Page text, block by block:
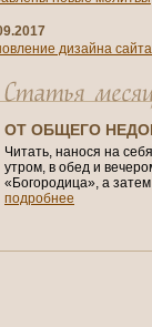
дизайна сайта
ОТ ОБЩЕГО
Читать, нанося на
утром, в обед и
«Богородица», а
подробнее